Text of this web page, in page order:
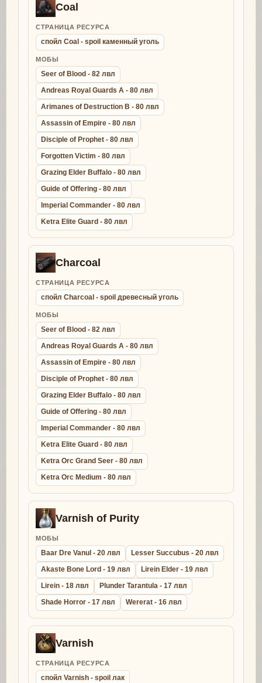
Coal
СТРАНИЦА РЕСУРСА
спойл Coal - spoil каменный уголь
МОБЫ
Seer of Blood - 82 лвл
Andreas Royal Guards A - 80 лвл
Arimanes of Destruction B - 80 лвл
Assassin of Empire - 80 лвл
Disciple of Prophet - 80 лвл
Forgotten Victim - 80 лвл
Grazing Elder Buffalo - 80 лвл
Guide of Offering - 80 лвл
Imperial Commander - 80 лвл
Ketra Elite Guard - 80 лвл
Charcoal
СТРАНИЦА РЕСУРСА
спойл Charcoal - spoil древесный уголь
МОБЫ
Seer of Blood - 82 лвл
Andreas Royal Guards A - 80 лвл
Assassin of Empire - 80 лвл
Disciple of Prophet - 80 лвл
Grazing Elder Buffalo - 80 лвл
Guide of Offering - 80 лвл
Imperial Commander - 80 лвл
Ketra Elite Guard - 80 лвл
Ketra Orc Grand Seer - 80 лвл
Ketra Orc Medium - 80 лвл
Varnish of Purity
МОБЫ
Baar Dre Vanul - 20 лвл
Lesser Succubus - 20 лвл
Akaste Bone Lord - 19 лвл
Lirein Elder - 19 лвл
Lirein - 18 лвл
Plunder Tarantula - 17 лвл
Shade Horror - 17 лвл
Wererat - 16 лвл
Varnish
СТРАНИЦА РЕСУРСА
спойл Varnish - spoil лак